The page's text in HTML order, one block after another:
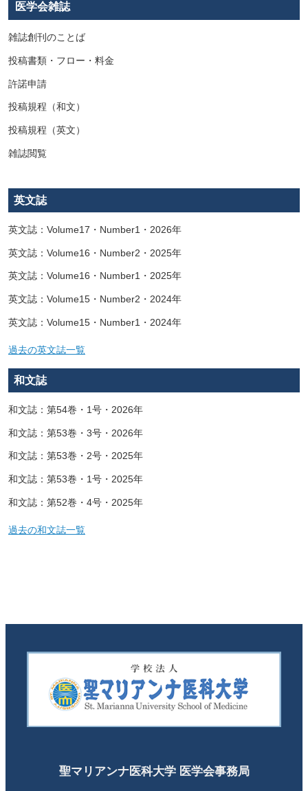
医学会雑誌
雑誌創刊のことば
投稿書類・フロー・料金
許諾申請
投稿規程（和文）
投稿規程（英文）
雑誌閲覧
英文誌
英文誌：Volume17・Number1・2026年
英文誌：Volume16・Number2・2025年
英文誌：Volume16・Number1・2025年
英文誌：Volume15・Number2・2024年
英文誌：Volume15・Number1・2024年
過去の英文誌一覧
和文誌
和文誌：第54巻・1号・2026年
和文誌：第53巻・3号・2026年
和文誌：第53巻・2号・2025年
和文誌：第53巻・1号・2025年
和文誌：第52巻・4号・2025年
過去の和文誌一覧
聖マリアンナ医科大学 医学会事務局